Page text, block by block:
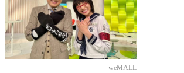
weMALL